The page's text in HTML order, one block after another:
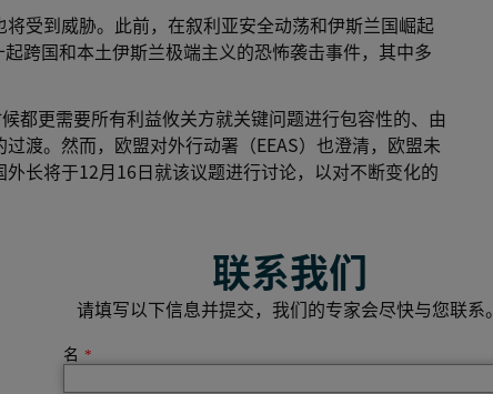
受到威胁。此前，在叙利亚安全动荡和伊斯兰国崛起
跨国和本土伊斯兰极端主义的恐怖袭击事件，其中多
都更需要所有利益攸关方就关键问题进行包容性的、由
渡。然而，欧盟对外行动署（EEAS）也澄清，欧盟未
长将于12月16日就该议题进行讨论，以对不断变化的
联系我们
请填写以下信息并提交，我们的专家会尽快与您联系。
名 *